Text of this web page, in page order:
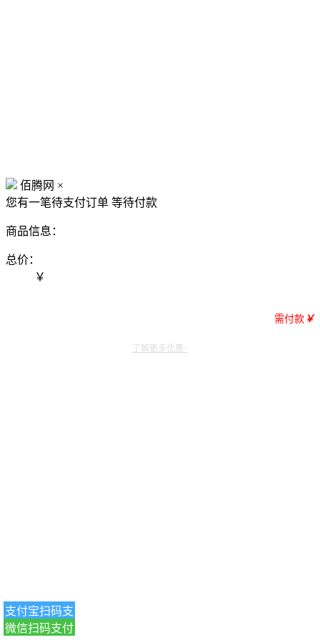
佰腾网 ×
您有一笔待支付订单 等待付款
商品信息：
总价：
￥
需付款 ￥
支付宝扫码支
付
微信扫码支付
了解更多优惠~